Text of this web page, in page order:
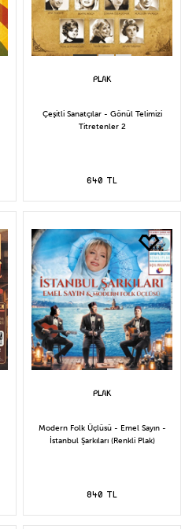
Çeşitli Sanatçılar - Gönül Telimizi
Titretenler 2
640 TL
Modern Folk Üçlüsü - Emel Sayın -
İstanbul Şarkıları (Renkli Plak)
840 TL